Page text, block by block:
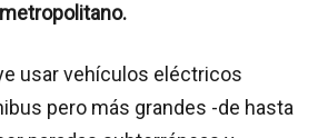
usar vehículos eléctricos
pero más grandes -de hasta